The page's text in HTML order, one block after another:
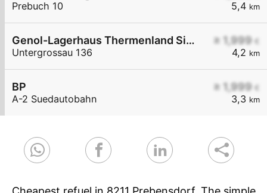
5,4 km
Prebuch 10
≥ 1,999 €
4,2 km
Genol-Lagerhaus Thermenland Sinabelkirchen
Untergrossau 136
≥ 1,999 €
3,3 km
BP
A-2 Suedautobahn